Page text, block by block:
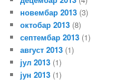
новембар 2013 (3)
октобар 2013 (8)
септембар 2013 (1)
август 2013 (1)
јул 2013 (1)
јун 2013 (1)